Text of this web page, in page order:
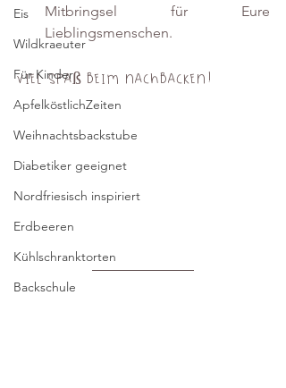
Eis
Wildkraeuter
Für Kinder
ApfelköstlichZeiten
Weihnachtsbackstube
Diabetiker geeignet
Nordfriesisch inspiriert
Erdbeeren
Kühlschranktorten
Backschule
Mitbringsel für Eure
Lieblingsmenschen.
Viel Spaß beim Nachbacken!